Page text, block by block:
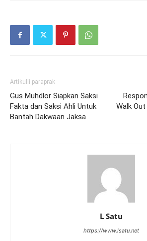
Artikulli paraprak
Gus Muhdlor Siapkan Saksi
Fakta dan Saksi Ahli Untuk
Bantah Dakwaan Jaksa
Walk
L Satu
https://www.lsatu.net